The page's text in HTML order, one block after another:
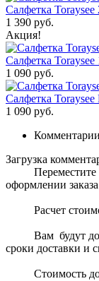
Салфетка
1 390 руб.
Акция!
Салфетка
1 090 руб.
Салфетка Toraysee
1 090 руб.
Комментарии
Загрузка
Переместите
оформлении
Расчет
Вам будут
сроки доставки и
Стоимость